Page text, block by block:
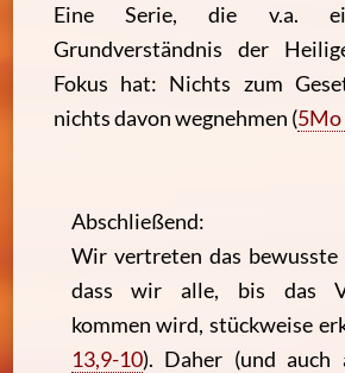
Eine Serie, die v.a.
Grundverständnis der
Fokus hat: Nichts zum
nichts davon wegnehmen (5Mo
Abschließend:
Wir vertreten das bewusste
dass wir alle, bis das
kommen wird, stückweise
13,9-10). Daher (und auch